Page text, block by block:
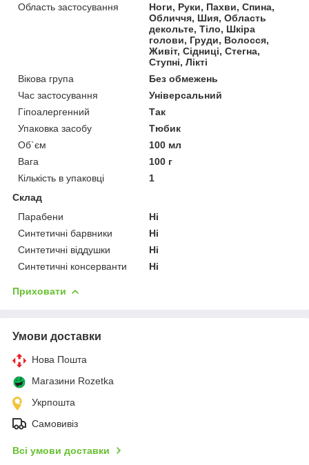
Область застосування
Ноги, Руки, Пахви, Спина,
Обличчя, Шия, Область
декольте, Тіло, Шкіра
голови, Груди, Волосся,
Живіт, Сідниці, Стегна,
Ступні, Лікті
Вікова група
Без обмежень
Час застосування
Універсальний
Гіпоалергенний
Так
Упаковка засобу
Тюбик
Об`єм
100 мл
Вага
100 г
Кількість в упаковці
1
Склад
Парабени
Ні
Синтетичні барвники
Ні
Синтетичні віддушки
Ні
Синтетичні консерванти
Ні
Приховати
Умови доставки
Нова Пошта
Магазини Rozetka
Укрпошта
Самовивіз
Всі умови доставки